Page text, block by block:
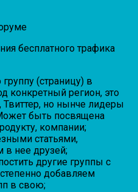
бесплатного трафика
(страницу) в
конкретный регион, это
но нынче лидеры
быть посвящена
компании;
статьями,
в нее друзей;
другие группы с
добавляем
в свою;